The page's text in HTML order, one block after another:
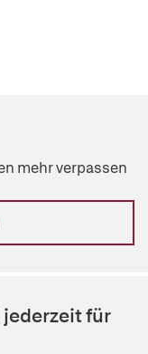
mehr verpassen
jederzeit für